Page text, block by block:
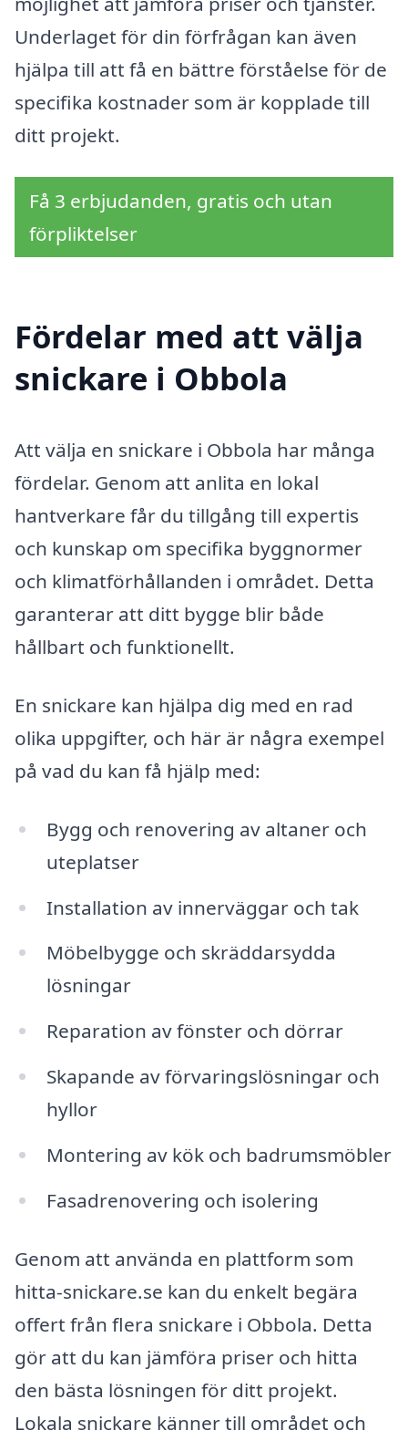
Underlaget för din förfrågan kan även
hjälpa till att få en bättre förståelse för de
specifika kostnader som är kopplade till
ditt projekt.
Få 3 erbjudanden, gratis och utan
förpliktelser
Fördelar med att välja
snickare i Obbola
Att välja en snickare i Obbola har många
fördelar. Genom att anlita en lokal
hantverkare får du tillgång till expertis
och kunskap om specifika byggnormer
och klimatförhållanden i området. Detta
garanterar att ditt bygge blir både
hållbart och funktionellt.
En snickare kan hjälpa dig med en rad
olika uppgifter, och här är några exempel
på vad du kan få hjälp med:
Bygg och renovering av altaner och
uteplatser
Installation av innerväggar och tak
Möbelbygge och skräddarsydda
lösningar
Reparation av fönster och dörrar
Skapande av förvaringslösningar och
hyllor
Montering av kök och badrumsmöbler
Fasadrenovering och isolering
Genom att använda en plattform som
hitta-snickare.se kan du enkelt begära
offert från flera snickare i Obbola. Detta
gör att du kan jämföra priser och hitta
den bästa lösningen för ditt projekt.
Lokala snickare känner till området och